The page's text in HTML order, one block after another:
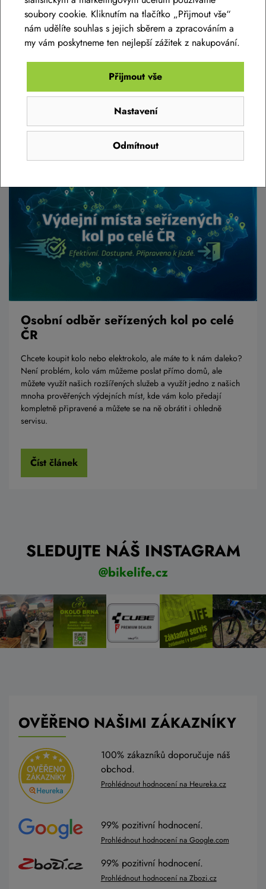
motory AVINOX
Do naší nabídky jsme zařadili novou prestižní značku elektrokol
AMFLOW, která je osazená kromě spolehlivých a prověřených
komponentů také novými motory AVINOX s brutální sílou a
výkonem. Pojďme se na to podívat blíž.
Osobní odběr seřízených kol po celé
ČR
Chcete koupit kolo nebo elektrokolo, ale máte to k nám daleko?
Není problém, kolo vám můžeme poslat přímo domů, ale
můžete využít našich rozšířených služeb a využít jedno z našich
mnoha prověřených výdejních míst, kde vám kolo předají
kompletně připravené a můžete se na ně obrátit i ohledně
servisu.
Číst článek
SLEDUJTE NÁŠ INSTAGRAM
@bikelife.cz
OVĚŘENO NAŠIMI ZÁKAZNÍKY
100% zákazníků doporučuje náš
obchod.
Prohlédnout hodnocení na Heureka.cz
99% pozitivní hodnocení.
Prohlédnout hodnocení na Google.com
99% pozitivní hodnocení.
Prohlédnout hodnocení na Zbozi.cz
soubory cookie. Kliknutím na tlačítko „Přijmout vše“
nám udělíte souhlas s jejich sběrem a zpracováním a
my vám poskytneme ten nejlepší zážitek z nakupování.
Odmítnout
Nastavení
Přijmout vše